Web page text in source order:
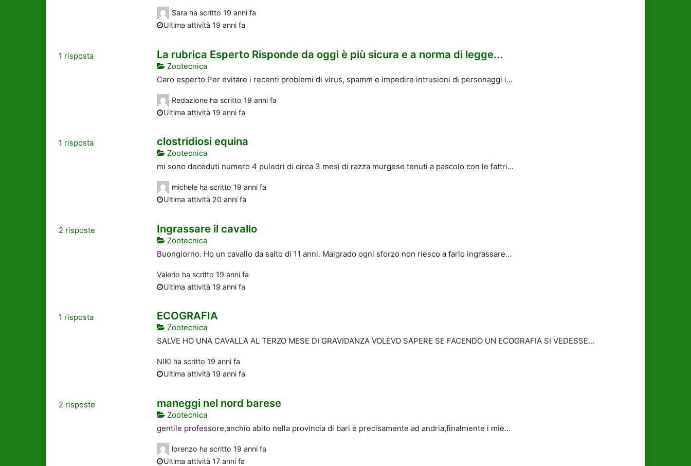
Sara ha scritto 19 anni fa
Ultima attività 19 anni fa
1 risposta La rubrica Esperto Risponde da oggi è più sicura e a norma di legge...
Zootecnica
Caro esperto Per evitare i recenti problemi di virus, spamm e impedire intrusioni di personaggi i...
Redazione ha scritto 19 anni fa
Ultima attività 19 anni fa
1 risposta clostridiosi equina
Zootecnica
mi sono deceduti numero 4 puledri di circa 3 mesi di razza murgese tenuti a pascolo con le fattri...
michele ha scritto 19 anni fa
Ultima attività 20 anni fa
2 risposte Ingrassare il cavallo
Zootecnica
Buongiorno. Ho un cavallo da salto di 11 anni. Malgrado ogni sforzo non riesco a farlo ingrassare...
Valerio ha scritto 19 anni fa
Ultima attività 19 anni fa
1 risposta ECOGRAFIA
Zootecnica
SALVE HO UNA CAVALLA AL TERZO MESE DI GRAVIDANZA VOLEVO SAPERE SE FACENDO UN ECOGRAFIA SI VEDESSE...
NIKI ha scritto 19 anni fa
Ultima attività 19 anni fa
2 risposte maneggi nel nord barese
Zootecnica
gentile professore,anchio abito nella provincia di bari è precisamente ad andria,finalmente i mie...
lorenzo ha scritto 19 anni fa
Ultima attività 17 anni fa